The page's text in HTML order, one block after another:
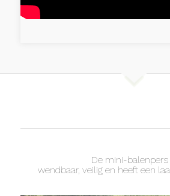
De mini-balenpers
wendbaar, veilig en heeft een